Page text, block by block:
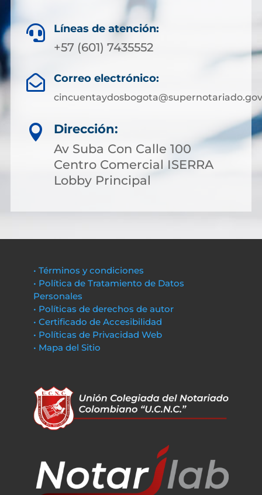
 Líneas de atención:
+57 (601) 7435552
 Correo electrónico:

Dirección:
Av Suba Con Calle 100
Centro Comercial ISERRA
Lobby Principal
• Términos y condiciones
• Política de Tratamiento de Datos
Personales
• Políticas de derechos de autor
• Certificado de Accesibilidad
• Políticas de Privacidad Web
• Mapa del Sitio